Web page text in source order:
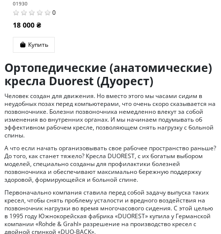
01930
0
18 000 ₴
Купить
Ортопедические (анатомические)
кресла Duorest (Дуорест)
Человек создан для движения. Но вместо этого мы часами сидим в
неудобных позах перед компьютерами, что очень скоро сказывается на
позвоночнике. Болезни позвоночника немедленно влекут за собой
изменения во внутренних органах. И мы начинаем подумывать об
эффективном рабочем кресле, позволяющем снять нагрузку с больной
спины.
А что если начать организовывать свое рабочее пространство раньше?
До того, как станет тяжело? Кресла DUOREST, с их богатым выбором
моделей, специально созданы для профилактики болезней
позвоночника и обеспечивают максимально бережную поддержку
здоровой, формирующейся и больной спине.
Первоначально компания ставила перед собой задачу выпуска таких
кресел, чтобы снять проблему усталости и вредного воздействия на
позвоночник нагрузки во время многочасового сидения. С этой целью
в 1995 году Южнокорейская фабрика «DUOREST» купила у Германской
компании «Rohde & Grahl» разрешение на производство кресел с
двойной спинкой «DUO-BACK».